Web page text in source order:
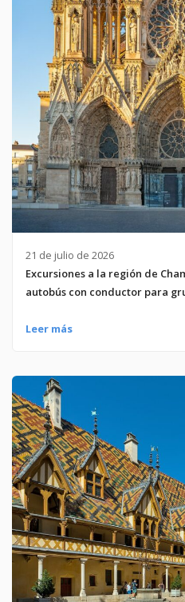
21 de julio de 2026
Excursiones a la región de
autobús con conductor para
Leer más